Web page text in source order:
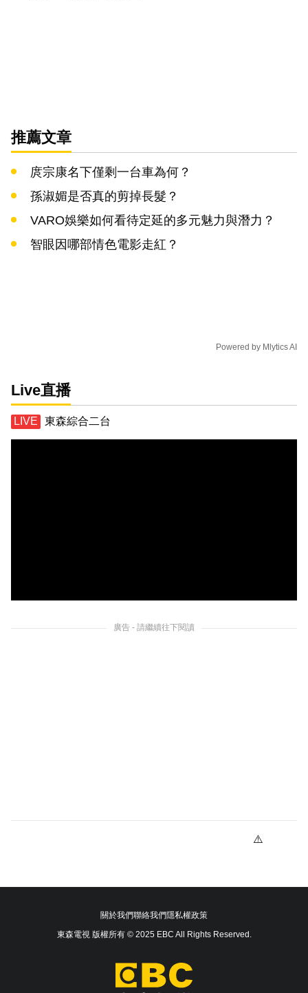
推薦文章
庹宗康名下僅剩一台車為何？
孫淑媚是否真的剪掉長髮？
VARO娛樂如何看待定延的多元魅力與潛力？
智眼因哪部情色電影走紅？
Powered by Mlytics AI
Live直播
東森綜合二台
廣告 - 請繼續往下閱讀
關於我們聯絡我們隱私權政策
東森電視 版權所有 © 2025 EBC All Rights Reserved.